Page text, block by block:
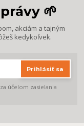
🌱
akciám a tajným
kedykoľvek.
Prihlásiť sa
za účelom zasielania